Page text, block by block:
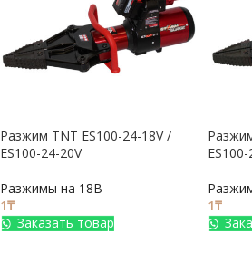
Разжим TNT ES100-24-18V /
ES100-24-20V
Разжимы на 18В
1₸
Заказать товар
1₸